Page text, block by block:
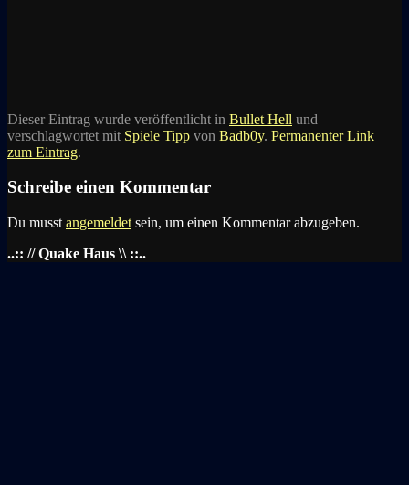
Dieser Eintrag wurde veröffentlicht in Bullet Hell und
verschlagwortet mit Spiele Tipp von Badb0y. Permanenter Link
zum Eintrag.
Schreibe einen Kommentar
Du musst angemeldet sein, um einen Kommentar abzugeben.
..:: // Quake Haus \\ ::..